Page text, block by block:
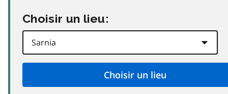
Choisir un lieu: